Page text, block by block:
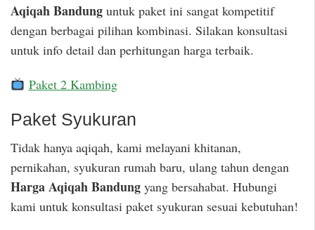
Aqiqah Bandung untuk paket ini sangat kompetitif
dengan berbagai pilihan kombinasi. Silakan konsultasi
untuk info detail dan perhitungan harga terbaik.
Paket 2 Kambing
Paket Syukuran
Tidak hanya aqiqah, kami melayani khitanan,
pernikahan, syukuran rumah baru, ulang tahun dengan
Harga Aqiqah Bandung yang bersahabat. Hubungi
kami untuk konsultasi paket syukuran sesuai kebutuhan!